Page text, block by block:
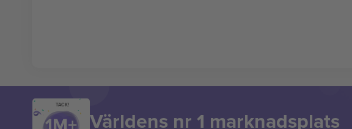
TACK!
Världens nr 1 marknadsplats